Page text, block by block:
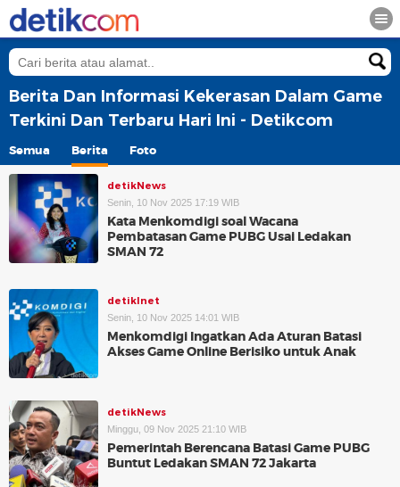
Berita Dan Informasi Kekerasan Dalam Game
Terkini Dan Terbaru Hari Ini - Detikcom
Semua Berita Foto
detikNews
Senin, 10 Nov 2025 17:19 WIB
Kata Menkomdigi soal Wacana
Pembatasan Game PUBG Usai Ledakan
SMAN 72
detikInet
Senin, 10 Nov 2025 14:01 WIB
Menkomdigi Ingatkan Ada Aturan Batasi
Akses Game Online Berisiko untuk Anak
detikNews
Minggu, 09 Nov 2025 21:10 WIB
Pemerintah Berencana Batasi Game PUBG
Buntut Ledakan SMAN 72 Jakarta